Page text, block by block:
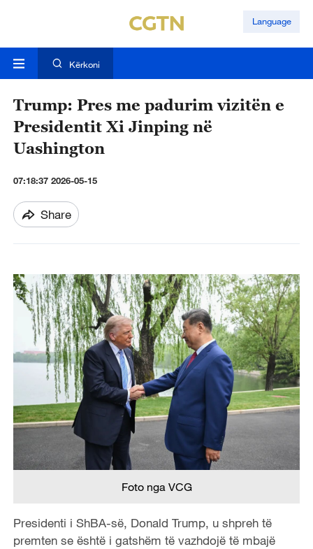
Language
Kërkoni
Trump: Pres me padurim vizitën e
Presidentit Xi Jinping në
Uashington
07:18:37 2026-05-15
Share
Foto nga VCG
Presidenti i ShBA-së, Donald Trump, u shpreh të
premten se është i gatshëm të vazhdojë të mbajë